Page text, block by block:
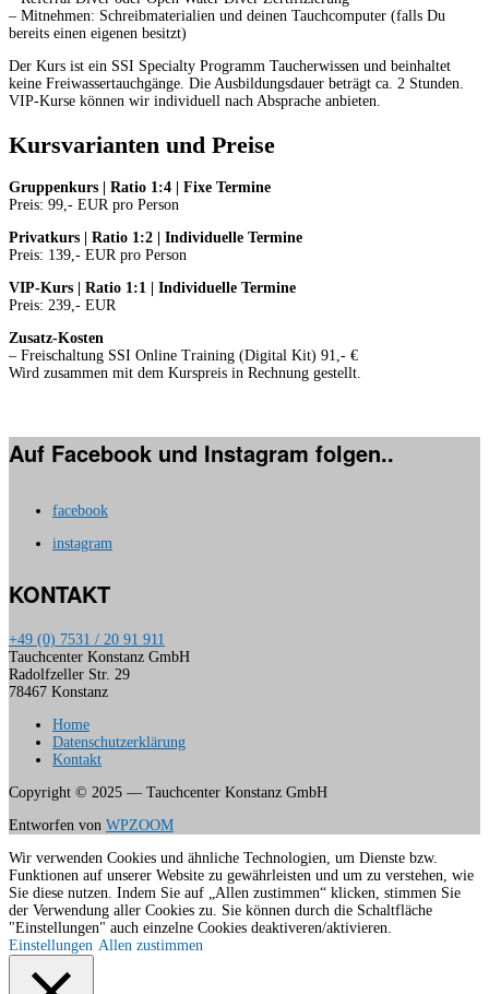
– Mitnehmen: Schreibmaterialien und deinen Tauchcomputer (falls Du
bereits einen eigenen besitzt)
Der Kurs ist ein SSI Specialty Programm Taucherwissen und beinhaltet
keine Freiwassertauchgänge. Die Ausbildungsdauer beträgt ca. 2 Stunden.
VIP-Kurse können wir individuell nach Absprache anbieten.
Kursvarianten und Preise
Gruppenkurs | Ratio 1:4 | Fixe Termine
Preis: 99,- EUR pro Person
Privatkurs | Ratio 1:2 | Individuelle Termine
Preis: 139,- EUR pro Person
VIP-Kurs | Ratio 1:1 | Individuelle Termine
Preis: 239,- EUR
Zusatz-Kosten
– Freischaltung SSI Online Training (Digital Kit) 91,- €
Wird zusammen mit dem Kurspreis in Rechnung gestellt.
Auf Facebook und Instagram folgen..
facebook
instagram
KONTAKT
+49 (0) 7531 / 20 91 911
Tauchcenter Konstanz GmbH
Radolfzeller Str. 29
78467 Konstanz
Home
Datenschutzerklärung
Kontakt
Copyright © 2025 — Tauchcenter Konstanz GmbH
Entworfen von WPZOOM
Wir verwenden Cookies und ähnliche Technologien, um Dienste bzw.
Funktionen auf unserer Website zu gewährleisten und um zu verstehen, wie
Sie diese nutzen. Indem Sie auf „Allen zustimmen“ klicken, stimmen Sie
der Verwendung aller Cookies zu. Sie können durch die Schaltfläche
"Einstellungen" auch einzelne Cookies deaktiveren/aktivieren.
Einstellungen Allen zustimmen